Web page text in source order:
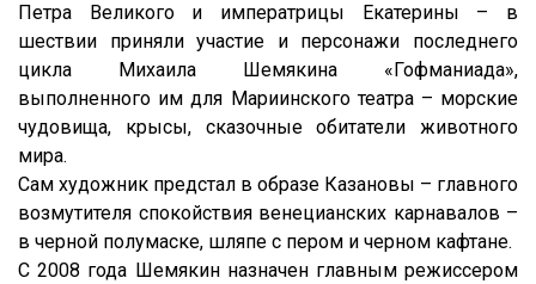
Петра Великого и императрицы Екатерины – в
шествии приняли участие и персонажи последнего
цикла Михаила Шемякина «Гофманиада»,
выполненного им для Мариинского театра – морские
чудовища, крысы, сказочные обитатели животного
мира.
Сам художник предстал в образе Казановы – главного
возмутителя спокойствия венецианских карнавалов –
в черной полумаске, шляпе с пером и черном кафтане.
С 2008 года Шемякин назначен главным режиссером